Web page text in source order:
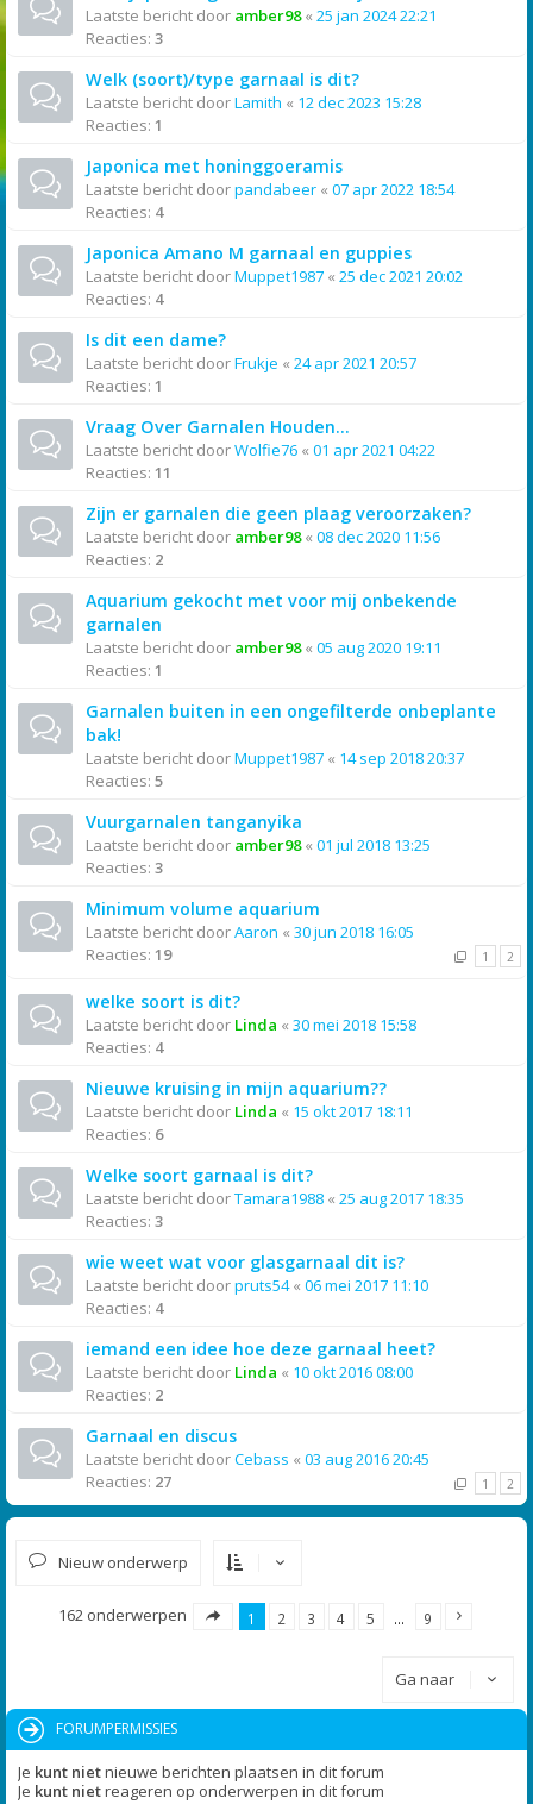
Laatste bericht door amber98« 25 jan 2024 22:21
Reacties: 3
Welk (soort)/type garnaal is dit?
Laatste bericht doorLamith « 12 dec 2023 15:28
Reacties: 1
Japonica met honinggoeramis
Laatste bericht doorpandabeer « 07 apr 2022 18:54
Reacties: 4
Japonica Amano M garnaal en guppies
Laatste bericht doorMuppet1987 « 25 dec 2021 20:02
Reacties: 4
Is dit een dame?
Laatste bericht doorFrukje « 24 apr 2021 20:57
Reacties: 1
Vraag Over Garnalen Houden...
Laatste bericht doorWolfie76 « 01 apr 2021 04:22
Reacties: 11
Zijn er garnalen die geen plaag veroorzaken?
Laatste bericht door amber98« 08 dec 2020 11:56
Reacties: 2
Aquarium gekocht met voor mij onbekende
garnalen
Laatste bericht door amber98« 05 aug 2020 19:11
Reacties: 1
Garnalen buiten in een ongefilterde onbeplante
bak!
Laatste bericht doorMuppet1987 « 14 sep 2018 20:37
Reacties: 5
Vuurgarnalen tanganyika
Laatste bericht door amber98« 01 jul 2018 13:25
Reacties: 3
Minimum volume aquarium
Laatste bericht doorAaron « 30 jun 2018 16:05
Reacties: 19 1 2
welke soort is dit?
Laatste bericht door Linda « 30 mei 2018 15:58
Reacties: 4
Nieuwe kruising in mijn aquarium??
Laatste bericht door Linda « 15 okt 2017 18:11
Reacties: 6
Welke soort garnaal is dit?
Laatste bericht doorTamara1988 « 25 aug 2017 18:35
Reacties: 3
wie weet wat voor glasgarnaal dit is?
Laatste bericht doorpruts54« 06 mei 2017 11:10
Reacties: 4
iemand een idee hoe deze garnaal heet?
Laatste bericht door Linda « 10 okt 2016 08:00
Reacties: 2
Garnaal en discus
Laatste bericht doorCebass « 03 aug 2016 20:45
Reacties: 27 1 2
Nieuw onderwerp
162 onderwerpen 1 2 3 4 5 … 9
Ga naar
FORUMPERMISSIES
Je kunt nietnieuwe berichten plaatsen in dit forum
Je kunt nietreageren op onderwerpen in dit forum